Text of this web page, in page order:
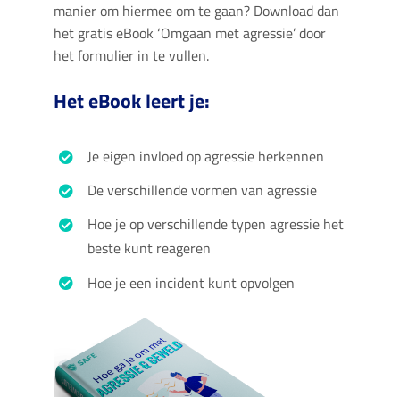
manier om hiermee om te gaan? Download dan
het gratis eBook ‘Omgaan met agressie’ door
het formulier in te vullen.
Het eBook leert je:
Je eigen invloed op agressie herkennen
De verschillende vormen van agressie
Hoe je op verschillende typen agressie het
beste kunt reageren
Hoe je een incident kunt opvolgen